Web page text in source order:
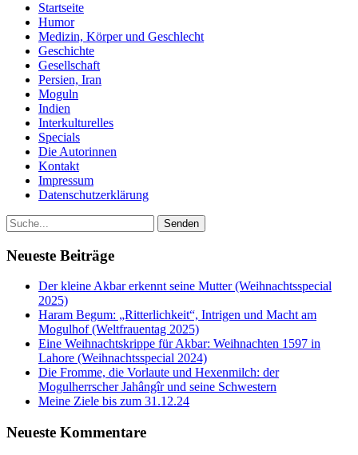
Startseite
Humor
Medizin, Körper und Geschlecht
Geschichte
Gesellschaft
Persien, Iran
Moguln
Indien
Interkulturelles
Specials
Die Autorinnen
Kontakt
Impressum
Datenschutzerklärung
Neueste Beiträge
Der kleine Akbar erkennt seine Mutter (Weihnachtsspecial
2025)
Haram Begum: „Ritterlichkeit“, Intrigen und Macht am
Mogulhof (Weltfrauentag 2025)
Eine Weihnachtskrippe für Akbar: Weihnachten 1597 in
Lahore (Weihnachtsspecial 2024)
Die Fromme, die Vorlaute und Hexenmilch: der
Mogulherrscher Jahângîr und seine Schwestern
Meine Ziele bis zum 31.12.24
Neueste Kommentare